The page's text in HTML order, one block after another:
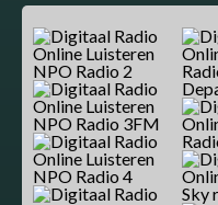
NPO Radio 2
NPO Radio 3FM
NPO Radio 4
Sky